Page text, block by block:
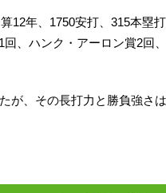
12年、1750安打、315本塁
、ハンク・アーロン賞2回
が、その長打力と勝負強さ